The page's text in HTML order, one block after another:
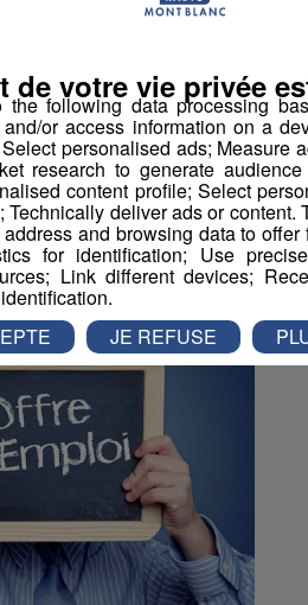
sur Twitter
encore ?
following data processing
or access information on a
personalised ads; Measure
research to generate
content profile; Select
Technically deliver ads or
and browsing data to
for identification; Use
Link different devices;
de votre vie privée
JE REFUSE